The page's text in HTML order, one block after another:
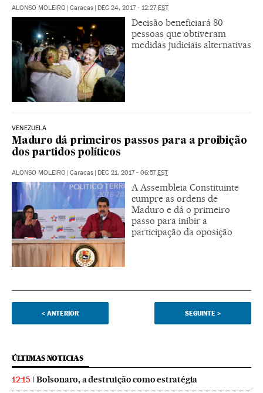
ALONSO MOLEIRO Caracas DEC 24, 2017 - 12:27 EST
Decisão beneficiará 80
pessoas que obtiveram
medidas judiciais alternativas
VENEZUELA
Maduro dá primeiros passos para a proibição
dos partidos políticos
ALONSO MOLEIRO Caracas DEC 21, 2017 - 06:57 EST
A Assembleia Constituinte
cumpre as ordens de
Maduro e dá o primeiro
passo para inibir a
participação da oposição
< ANTERIOR SEGUINTE >
ÚLTIMAS NOTICIAS
12:15 Bolsonaro, a destruição como estratégia